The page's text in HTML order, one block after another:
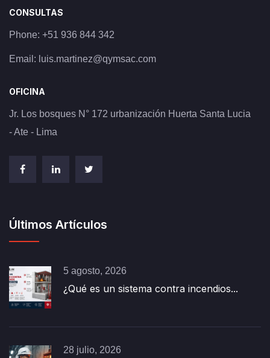
CONSULTAS
Phone: +51 936 844 342
Email: luis.martinez@qymsac.com
OFICINA
Jr. Los bosques N° 172 urbanización Huerta Santa Lucia
- Ate - Lima
Últimos Artículos
5 agosto, 2026
¿Qué es un sistema contra incendios...
28 julio, 2026